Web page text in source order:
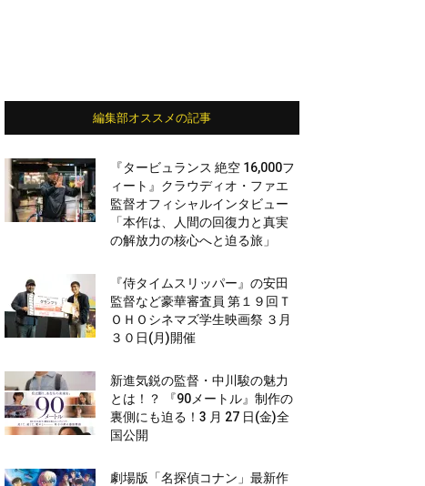
編集部オススメの記事
『タービュランス 絶空 16,000フ
ィート』クラウディオ・ファエ
監督オフィシャルインタビュー
「本作は、人間の回復力と真実
の解放力の核心へと迫る旅」
『侍タイムスリッパー』の安田
監督など豪華審査員 第１９回Ｔ
ＯＨＯシネマズ学生映画祭 ３月
３０日(月)開催
新進気鋭の監督・中川駿の魅力
とは！？ 『90メートル』制作の
裏側にも迫る！3 月 27 日(金)全
国公開
劇場版「名探偵コナン」最新作